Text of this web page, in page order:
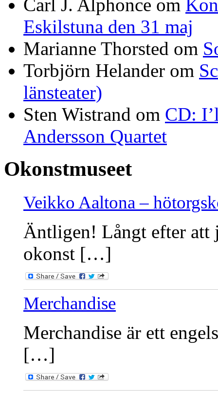
Carl J. Alphonce om
Eskilstuna den 31 maj
Marianne Thorsted om
Torbjörn Helander om
länsteater)
Sten Wistrand om CD:
Andersson Quartet
Okonstmuseet
Veikko Aaltona –
Äntligen! Långt efter att
okonst […]
Merchandise
Merchandise är ett
[…]